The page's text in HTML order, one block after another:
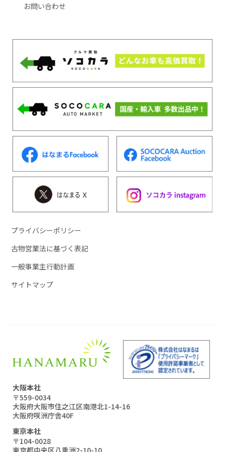
お問い合わせ
プライバシーポリシー
古物営業法に基づく表記
一般事業主行動計画
サイトマップ
大阪本社
〒559-0034
大阪府大阪市住之江区南港北1-14-16
大阪府咲洲庁舎40F
東京本社
〒104-0028